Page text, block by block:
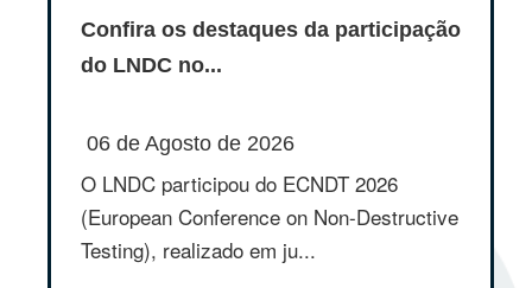
Confira os destaques da participação
do LNDC no...
06 de Agosto de 2026
O LNDC participou do ECNDT 2026
(European Conference on Non-Destructive
Testing), realizado em ju...